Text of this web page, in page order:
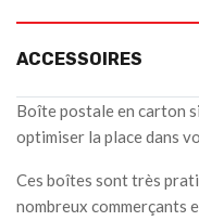
ACCESSOIRES
Boîte postale en carton
optimiser la place dans
Ces boîtes sont très
nombreux commerçants